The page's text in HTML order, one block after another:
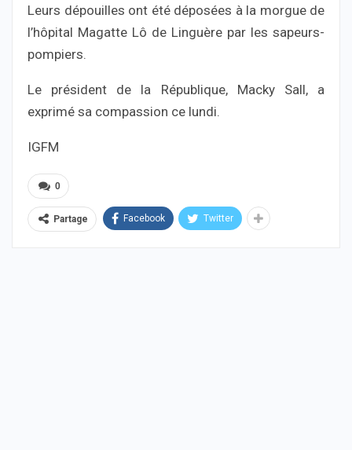
Leurs dépouilles ont été déposées à la morgue de
l’hôpital Magatte Lô de Linguère par les sapeurs-
pompiers.
Le président de la République, Macky Sall, a
exprimé sa compassion ce lundi.
IGFM
0
Partage Facebook Twitter